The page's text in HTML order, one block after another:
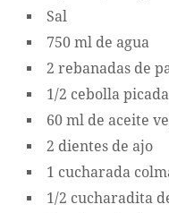
Sal
750 ml de agua
2 rebanadas de
1/2 cebolla picada
60 ml de aceite
2 dientes de ajo
1 cucharada
1/2 cucharadita